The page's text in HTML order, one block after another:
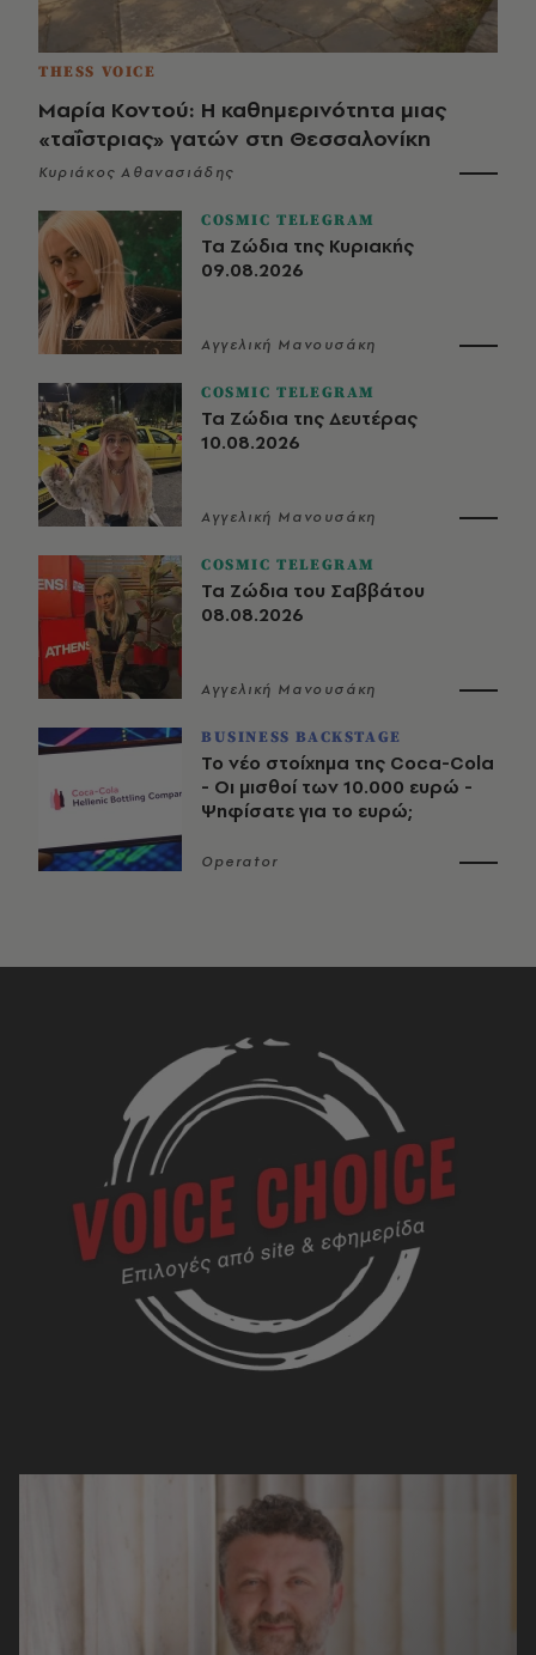
THESS VOICE
Μαρία Κοντού: Η καθημερινότητα μιας
«ταΐστριας» γατών στη Θεσσαλονίκη
Κυριάκος Αθανασιάδης
COSMIC TELEGRAM
Τα Ζώδια της Κυριακής
09.08.2026
Αγγελική Μανουσάκη
COSMIC TELEGRAM
Τα Ζώδια της Δευτέρας
10.08.2026
Αγγελική Μανουσάκη
COSMIC TELEGRAM
Τα Ζώδια του Σαββάτου
08.08.2026
Αγγελική Μανουσάκη
BUSINESS BACKSTAGE
Το νέο στοίχημα της Coca-Cola
- Οι μισθοί των 10.000 ευρώ -
Ψηφίσατε για το ευρώ;
Operator